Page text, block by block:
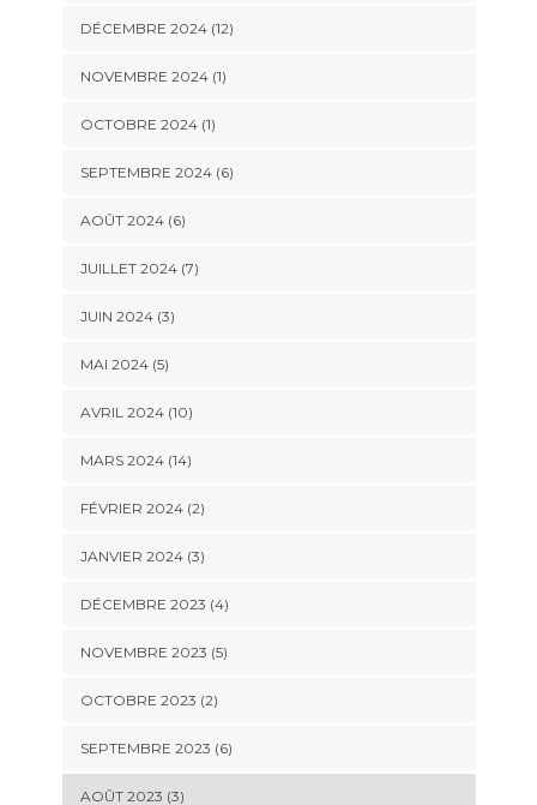
DÉCEMBRE 2024 (12)
NOVEMBRE 2024 (1)
OCTOBRE 2024 (1)
SEPTEMBRE 2024 (6)
AOÛT 2024 (6)
JUILLET 2024 (7)
JUIN 2024 (3)
MAI 2024 (5)
AVRIL 2024 (10)
MARS 2024 (14)
FÉVRIER 2024 (2)
JANVIER 2024 (3)
DÉCEMBRE 2023 (4)
NOVEMBRE 2023 (5)
OCTOBRE 2023 (2)
SEPTEMBRE 2023 (6)
AOÛT 2023 (3)